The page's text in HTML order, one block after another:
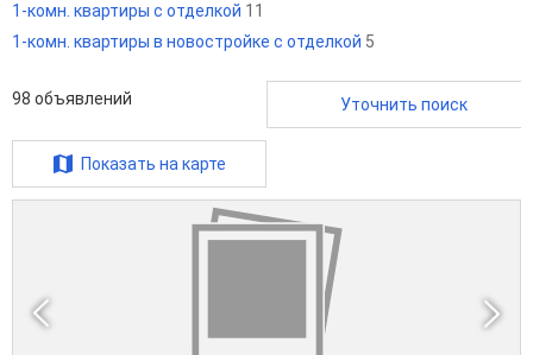
1-комн. квартиры с отделкой 11
1-комн. квартиры в новостройке с отделкой 5
98 объявлений Уточнить поиск
Показать на карте